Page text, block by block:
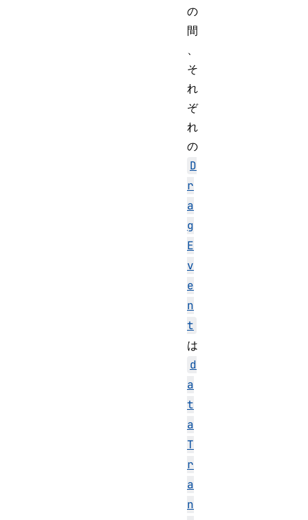
の
間
、
そ
れ
ぞ
れ
の
D
r
a
g
E
v
e
n
t
は
d
a
t
a
T
r
a
n